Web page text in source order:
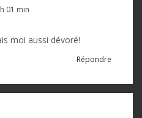
01 min
moi aussi dévoré!
Répondre